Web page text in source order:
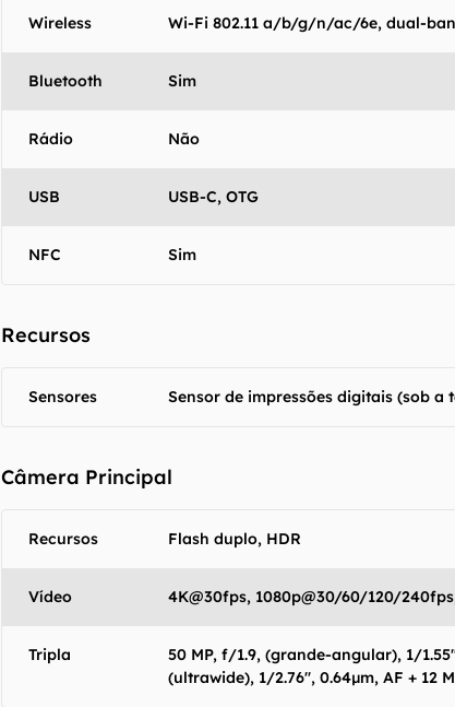
Wireless Wi-Fi 802.11 a/b/g/n/ac/6e, dual-
Bluetooth Sim
Rádio Não
USB USB-C, OTG
NFC Sim
Recursos
Sensores Sensor de impressões digitais (sob
Câmera Principal
Recursos Flash duplo, HDR
Vídeo 4K@30fps, 1080p@30/60/120/
Tripla
50 MP, f/1.9, (grande-angular), 1/
(ultrawide), 1/2.76", 0.64µm, AF + 12